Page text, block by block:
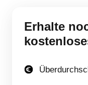
Erhalte